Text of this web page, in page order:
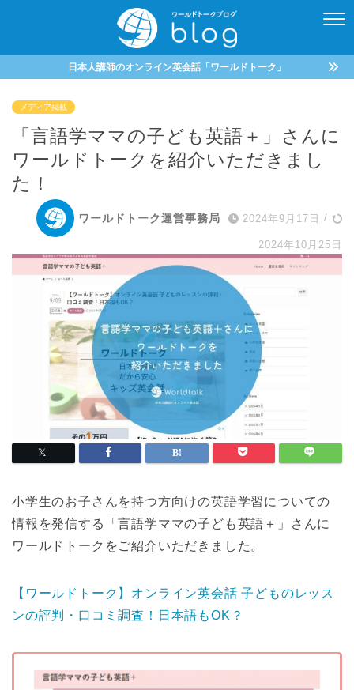
日本人講師のオンライン英会話「ワールドトーク」
メディア掲載
「言語学ママの子ども英語＋」さんに
ワールドトークを紹介いただきまし
た！
ワールドトーク運営事務局 2024年9月17日 /
2024年10月25日
小学生のお子さんを持つ方向けの英語学習についての
情報を発信する「言語学ママの子ども英語＋」さんに
ワールドトークをご紹介いただきました。
【ワールドトーク】オンライン英会話 子どものレッス
ンの評判・口コミ調査！日本語もOK？